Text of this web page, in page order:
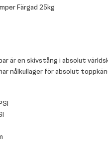
Färgad 25kg
är en skivstång i absolut
nålkullager för absolut